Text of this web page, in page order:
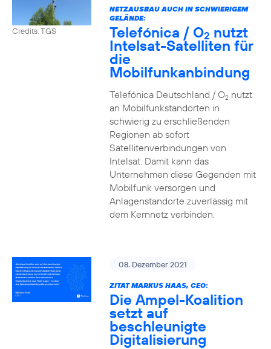
Credits: TGS
NETZAUSBAU AUCH IN SCHWIERIGEM
GELÄNDE:
Telefónica / O2 nutzt
Intelsat-Satelliten für
die
Mobilfunkanbindung
Telefónica Deutschland / O2nutzt
an Mobilfunkstandorten in
schwierig zu erschließenden
Regionen ab sofort
Satellitenverbindungen von
Intelsat. Damit kann das
Unternehmen diese Gegenden mit
Mobilfunk versorgen und
Anlagenstandorte zuverlässig mit
dem Kernnetz verbinden.
08. Dezember 2021
ZITAT MARKUS HAAS, CEO:
Die Ampel-Koalition
setzt auf
beschleunigte
Digitalisierung